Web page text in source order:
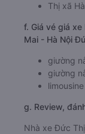
Thị xã
f. Giá vé giá
Mai - Hà Nội
giường
giường
g. Review,
Nhà xe Đức